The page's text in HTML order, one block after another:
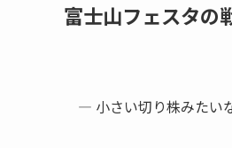
富士山フェスタの
― 小さい切り株みたい